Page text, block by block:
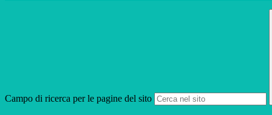
Campo di ricerca per le pagine del sito